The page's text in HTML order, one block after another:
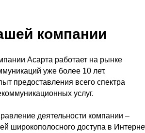
компании
Асарта работает на рынке
уже более 10 лет.
предоставления всего спектра
услуг.
деятельности компании –
широкополосного доступа в